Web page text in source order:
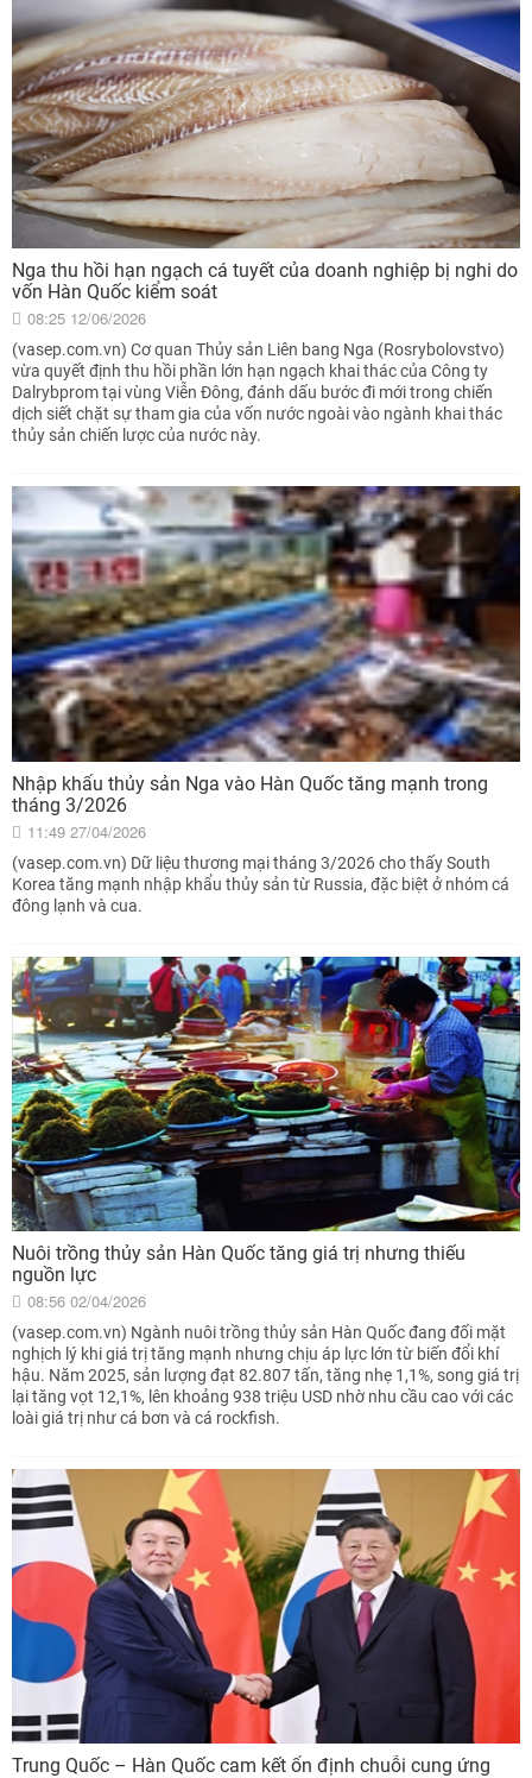
Nga thu hồi hạn ngạch cá tuyết của doanh nghiệp bị nghi do
vốn Hàn Quốc kiểm soát
08:25 12/06/2026
(vasep.com.vn) Cơ quan Thủy sản Liên bang Nga (Rosrybolovstvo)
vừa quyết định thu hồi phần lớn hạn ngạch khai thác của Công ty
Dalrybprom tại vùng Viễn Đông, đánh dấu bước đi mới trong chiến
dịch siết chặt sự tham gia của vốn nước ngoài vào ngành khai thác
thủy sản chiến lược của nước này.
Nhập khẩu thủy sản Nga vào Hàn Quốc tăng mạnh trong
tháng 3/2026
11:49 27/04/2026
(vasep.com.vn) Dữ liệu thương mại tháng 3/2026 cho thấy South
Korea tăng mạnh nhập khẩu thủy sản từ Russia, đặc biệt ở nhóm cá
đông lạnh và cua.
Nuôi trồng thủy sản Hàn Quốc tăng giá trị nhưng thiếu
nguồn lực
08:56 02/04/2026
(vasep.com.vn) Ngành nuôi trồng thủy sản Hàn Quốc đang đối mặt
nghịch lý khi giá trị tăng mạnh nhưng chịu áp lực lớn từ biến đổi khí
hậu. Năm 2025, sản lượng đạt 82.807 tấn, tăng nhẹ 1,1%, song giá trị
lại tăng vọt 12,1%, lên khoảng 938 triệu USD nhờ nhu cầu cao với các
loài giá trị như cá bơn và cá rockfish.
Trung Quốc – Hàn Quốc cam kết ổn định chuỗi cung ứng